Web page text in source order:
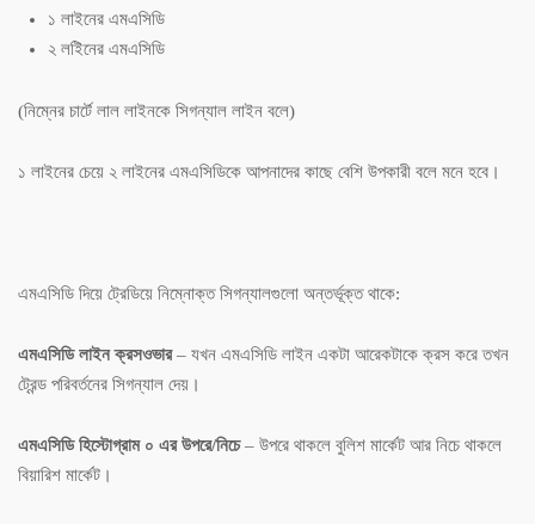
১ লাইনের এমএসিডি
২ লইিনের এমএসিডি
(নিম্নের চার্টে লাল লাইনকে সিগন্যাল লাইন বলে)
১ লাইনের চেয়ে ২ লাইনের এমএসিডিকে আপনাদের কাছে বেশি উপকারী বলে মনে হবে।
এমএসিডি দিয়ে ট্রেডিয়ে নিম্নোক্ত সিগন্যালগুলো অন্তর্ভূক্ত থাকে:
এমএসিডি লাইন ক্রসওভার– যখন এমএসিডি লাইন একটা আরেকটাকে ক্রস করে তখন
ট্রেন্ড পরিবর্তনের সিগন্যাল দেয়।
এমএসিডি হিস্টোগ্রাম ০ এর উপরে/নিচে– উপরে থাকলে বুলিশ মার্কেট আর নিচে থাকলে
বিয়ারিশ মার্কেট।